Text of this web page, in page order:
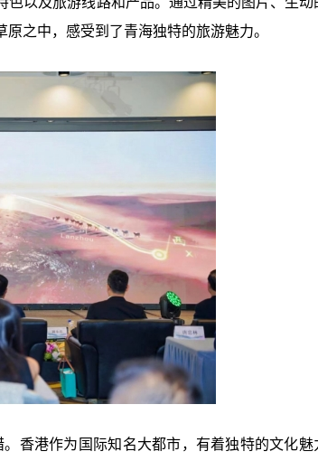
之中，感受到了青海独特的旅游魅力。
香港作为国际知名大都市，有着独特的文化魅